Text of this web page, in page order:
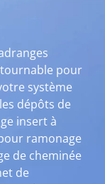
pour
système
dépôts de
insert à
ramonage
de cheminée
de